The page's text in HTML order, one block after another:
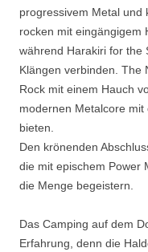
progressivem Metal und
rocken mit eingängigem
während Harakiri for the
Klängen verbinden. The
Rock mit einem Hauch
modernen Metalcore
bieten.
Den krönenden
die mit epischem Power
die Menge begeistern.
Das Camping auf dem
Erfahrung, denn die